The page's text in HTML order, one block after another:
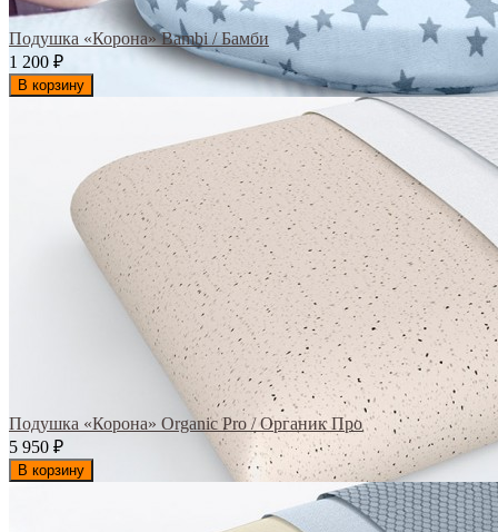
Подушка «Корона» Bambi / Бамби
1 200 ₽
В корзину
Подушка «Корона» Organic Pro / Органик Про
5 950 ₽
В корзину